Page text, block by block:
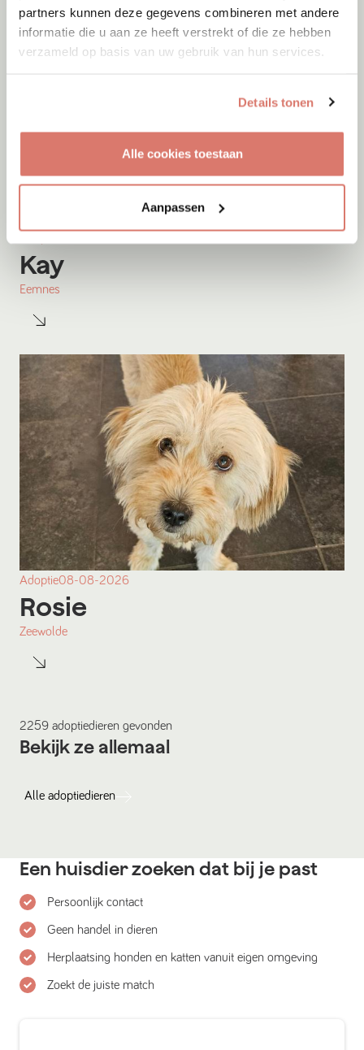
partners kunnen deze gegevens combineren met andere
informatie die u aan ze heeft verstrekt of die ze hebben
verzameld op basis van uw gebruik van hun services.
Details tonen
Alle cookies toestaan
Aanpassen
Kay
Eemnes
Adoptie08-08-2026
Rosie
Zeewolde
2259 adoptiedieren gevonden
Bekijk ze allemaal
Alle adoptiedieren
Een huisdier zoeken dat bij je past
Persoonlijk contact
Geen handel in dieren
Herplaatsing honden en katten vanuit eigen omgeving
Zoekt de juiste match